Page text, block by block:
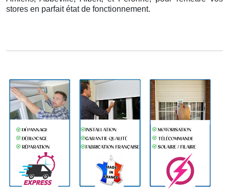
stores en parfait état de fonctionnement.